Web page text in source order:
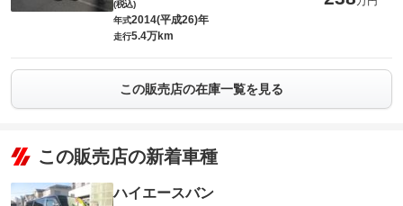
(税込)
年式2014(平成26)年
走行5.4万km
この販売店の在庫一覧を見る
この販売店の新着車種
ハイエースバン